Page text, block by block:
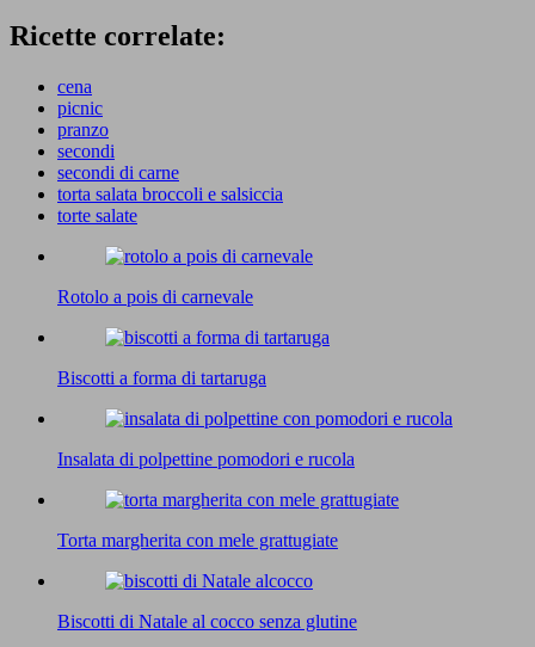
Ricette correlate:
cena
picnic
pranzo
secondi
secondi di carne
torta salata broccoli e salsiccia
torte salate
Rotolo a pois di carnevale
Biscotti a forma di tartaruga
Insalata di polpettine pomodori e rucola
Torta margherita con mele grattugiate
Biscotti di Natale al cocco senza glutine